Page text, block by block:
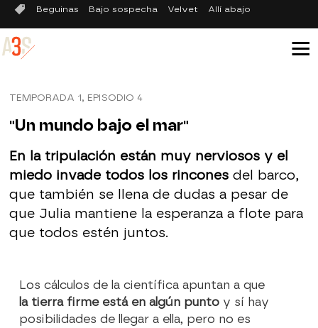
Beguinas Bajo sospecha Velvet Allí abajo
TEMPORADA 1, EPISODIO 4
"Un mundo bajo el mar"
En la tripulación están muy nerviosos y el
miedo invade todos los rincones del barco,
que también se llena de dudas a pesar de
que Julia mantiene la esperanza a flote para
que todos estén juntos.
Los cálculos de la científica apuntan a que
la tierra firme está en algún punto y sí hay
posibilidades de llegar a ella, pero no es